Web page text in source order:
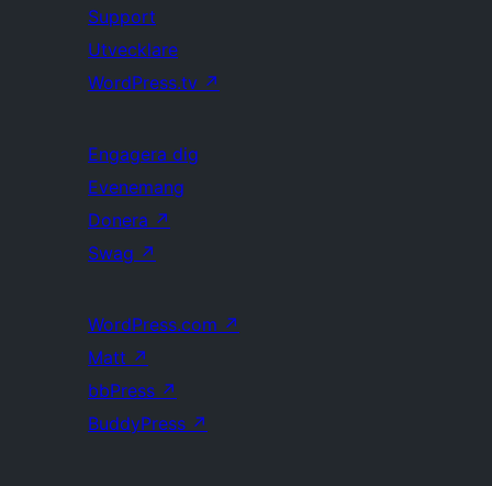
Support
Utvecklare
WordPress.tv ↗
Engagera dig
Evenemang
Donera ↗
Swag ↗
WordPress.com ↗
Matt ↗
bbPress ↗
BuddyPress ↗